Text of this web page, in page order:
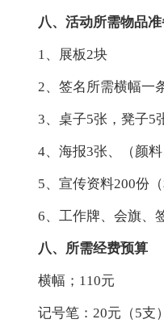
八、活动所需物品准
1、展板2块
2、签名所需横幅一
3、桌子5张，凳子5
4、海报3张、（颜料
5、宣传资料200份（
6、工作牌、会旗、
八、所需经费预算
横幅；110元
记号笔：20元（5支）